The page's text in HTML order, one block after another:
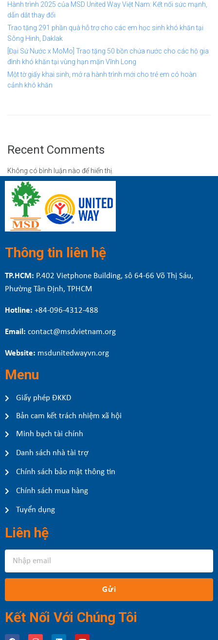
Hành trình 2025 của MSD United Way Việt Nam: Kết nối sức mạnh,
dẫn dắt thay đổi
Trao tặng 291 phần quà hỗ trợ cho các em học sinh khó khăn tại
Sông Hinh, Daklak
[Đại Sứ Nước x MoMo] Trao tặng 50 bồn chứa nước cho các hộ gia
đình khó khăn tại vùng hạn mặn Vĩnh Long
Một tờ giấy khai sinh, mở ra hành trình mới cho trẻ em có hoàn
cảnh khó khăn
Recent Comments
Không có bình luận nào để hiển thị.
Thông tin liên hệ
TP.HCM: P.402 Vietphone Building, sô 64-66 Võ Thị Sáu,
Phường Tân Định, TPHCM
Hotline: +84-096-4312-488
Email: contact@msdvietnam.org
Website: msdunitedwayvn.org
Menu
Giấy phép ĐKKD
Bản cam kết trách nhiệm xã hội
Minh bạch tài chính
Danh sách nhà tài trợ
Chính sách bảo mật thông tin
Chính sách mua hàng
Tuyển dụng
Liên hệ
Gửi
Kết Nối Với Chúng Tôi